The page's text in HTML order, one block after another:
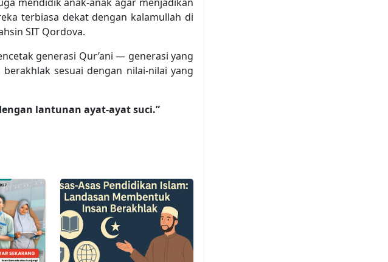
terbiasa dekat dengan kalamullah di
SIT Qordova.
generasi Qur’ani — generasi yang
sesuai dengan nilai-nilai yang
lantunan ayat-ayat suci.”